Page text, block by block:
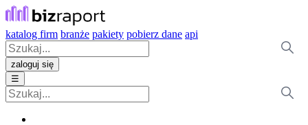
katalog firm branże pakiety pobierz dane api
zaloguj się
☰